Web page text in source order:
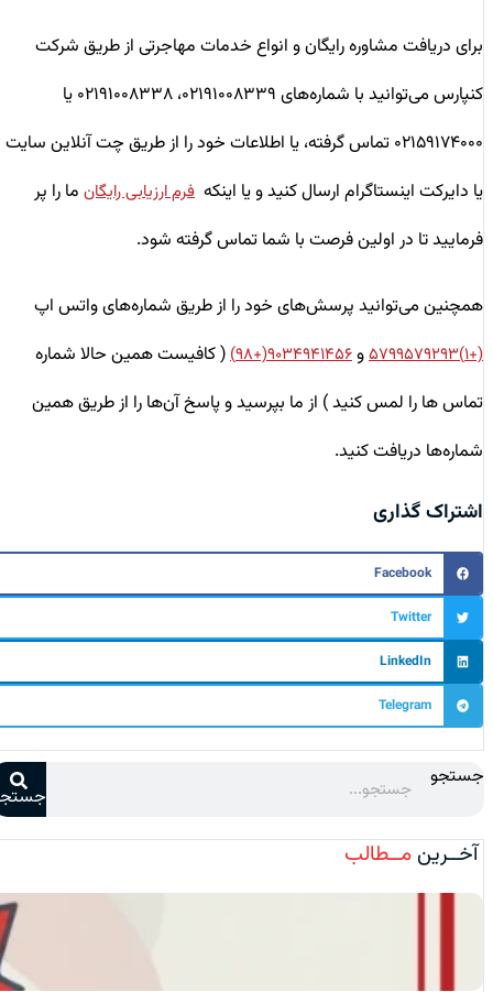
برای دریافت مشاوره رایگان و انواع خدمات مهاجرتی از طریق شرکت
کنپارس می‌توانید با شماره‌های ۰۲۱۹۱۰۰۸۳۳۹، ۰۲۱۹۱۰۰۸۳۳۸ یا
۰۲۱۵۹۱۷۴۰۰۰ تماس گرفته، یا اطلاعات خود را از طریق چت آنلاین سایت
یا دایرکت اینستاگرام ارسال کنید و یا اینکه فرم ارزیابی رایگانما را پر
فرمایید تا در اولین فرصت با شما تماس گرفته شود.
همچنین می‌توانید پرسش‌های خود را از طریق شماره‌های واتس اپ
(+۱)۵۷۹۹۵۷۹۲۹۳ و۹۰۳۴۹۴۱۴۵۶(+۹۸)
( کافیست همین حالا شماره
تماس ها را لمس کنید ) از ما بپرسید و پاسخ آن‌ها را از طریق همین
شماره‌ها دریافت کنید.
اشتراک گذاری
Facebook
Twitter
LinkedIn
Telegram
جستجو
جستجو
آخــرینمــطالب